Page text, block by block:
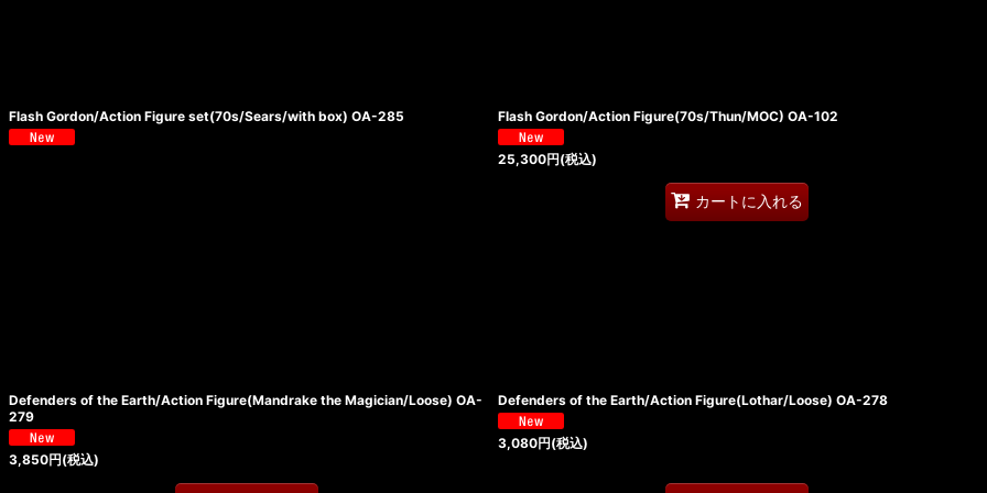
Flash Gordon/Action Figure set(70s/Sears/with box) OA-285 Flash Gordon/Action Figure(70s/Thun/MOC) OA-102
25,300円(税込)
カートに入れる
Defenders of the Earth/Action Figure(Mandrake the Magician/Loose) OA-
279
3,850円(税込)
Defenders of the Earth/Action Figure(Lothar/Loose) OA-278
3,080円(税込)